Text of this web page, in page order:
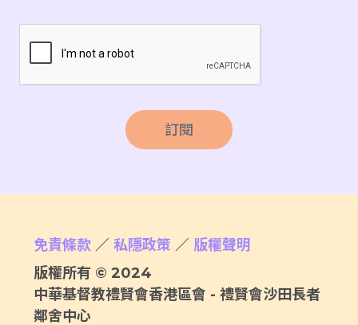
訂閱
免責條款 ／ 私隱政策 ／ 版權聲明
版權所有 © 2024
中華基督教禮賢會香港區會 - 禮賢會沙田長者
鄰舍中心